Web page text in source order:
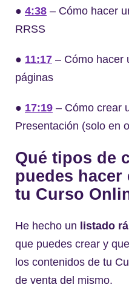
● 4:38 – Cómo hacer
RRSS
● 11:17 – Cómo hacer
páginas
● 17:19 – Cómo crear
Presentación (solo en
Qué tipos de
puedes hacer
tu Curso
He hecho un listado
que puedes crear y
los contenidos de tu
de venta del mismo.